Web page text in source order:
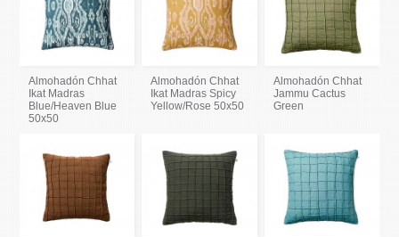
Almohadón Chhat
Ikat Madras
Blue/Heaven Blue
50x50
Almohadón Chhat
Ikat Madras Spicy
Yellow/Rose 50x50
Almohadón Chhat
Jammu Cactus
Green